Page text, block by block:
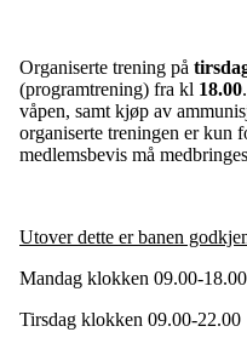
Organiserte trening på
(programtrening) fra kl 18.00
våpen, samt kjøp av
organiserte treningen er kun
medlemsbevis må
Utover dette er banen
Mandag klokken 09.00-18.00
Tirsdag klokken 09.00-22.00